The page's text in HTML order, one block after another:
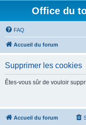
Office du
FAQ
Accueil du forum
Supprimer les cookies
Êtes-vous sûr de vouloir
Accueil du forum